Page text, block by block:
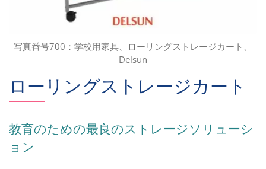
写真番号700：学校用家具、ローリングストレージカート、
Delsun
ローリングストレージカート
教育のための最良のストレージソリューシ
ョン